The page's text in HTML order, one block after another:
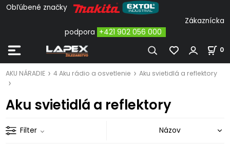
Obľúbené značky
Zákaznícka
podpora +421 902 056 000
0
AKU NÁRADIE 4 Aku rádio a osvetlenie Aku svietidlá a reflektory
Aku svietidlá a reflektory
Filter